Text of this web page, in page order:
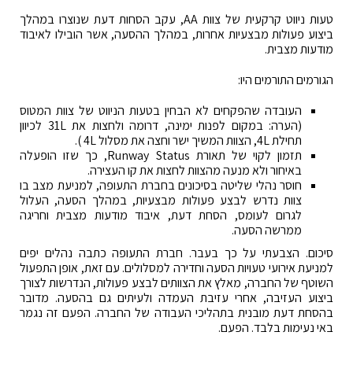
טעות ניווט קרקעית של צוות AA, עקב הסחות דעת שנוצרו במהלך
ביצוע פעולות מבצעיות אחרות, במהלך ההסעה, אשר הובילו לאיבוד
מודעות מצבית.
הגורמים התורמים היו:
העובדה שהפקחים לא הבחין בטעות הניווט של צוות המטוס
(הערה: במקום לפנות ימינה, דרומה ולחצות את 31L לכיוון
תחילת 4L, הצוות המשיך ישר וחצה את מסלול 4L ).
תזמון לקוי של תאורת Runway Status, כך שזו הופעלה
באיחור ולא מנעה מהצוות לחצות את קו העצירה.
חוסר נהלי שליטה בסיכונים בחברת התעופה, למניעת מצב בו
צוות נדרש לבצע פעולות מבצעיות, במהלך הסעה, העלול
לגרום לעומס, הסחת דעת, איבוד מודעות מצבית וחריגה
ממרשה הסעה.
סיכום. הצבעתי על כך בעבר. חברת התעופה כתבה נהלים יפים
למניעת אירועי טעויות הסעה וחדירה למסלולים. עם זאת, אופן התפעול
השוטף של החברה, מאלץ את הצוותים לבצע פעולות, הנדרשות לצורך
ביצוע העזיבה, אחרי עזיבת העמדה ולעיתים גם בהסעה. מדובר
בהסחת דעת מובנית בתהליכי העבודה של החברה. הפעם זה נגמר
באי נעימות בלבד. הפעם.